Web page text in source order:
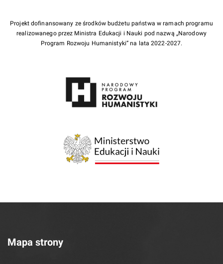
Projekt dofinansowany ze środków budżetu państwa w ramach programu
realizowanego przez Ministra Edukacji i Nauki pod nazwą „Narodowy
Program Rozwoju Humanistyki” na lata 2022-2027.
Mapa strony